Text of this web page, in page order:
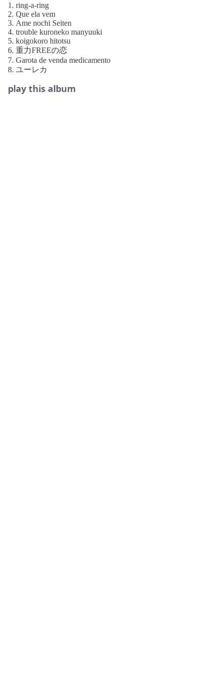
1. ring-a-ring
2. Que ela vem
3. Ame nochi Seiten
4. trouble kuroneko manyuuki
5. koigokoro hitotsu
6. 重力FREEの恋
7. Garota de venda medicamento
8. ユーレカ
play this album